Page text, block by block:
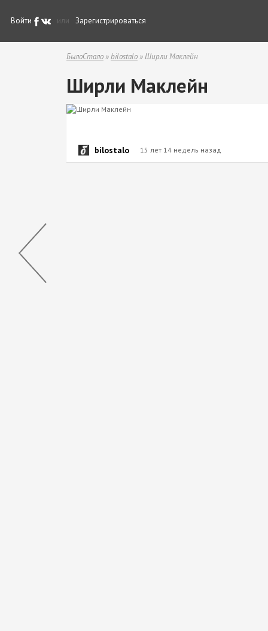
Войти или Зарегистрироваться
БылоСтало »bilostalo » Ширли Маклейн
Ширли Маклейн
bilostalo 15 лет 14 недель назад